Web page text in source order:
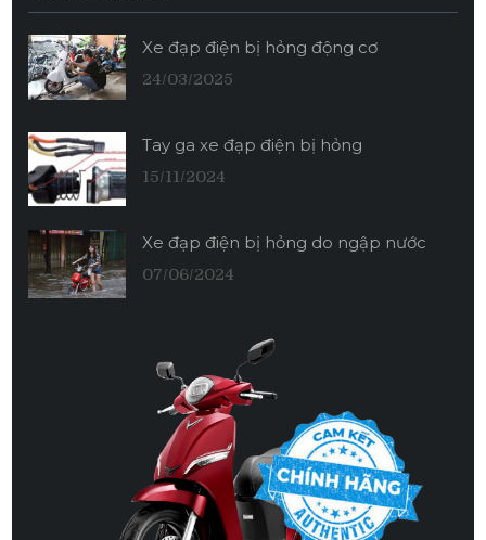
Xe đạp điện bị hỏng động cơ
24/03/2025
Tay ga xe đạp điện bị hỏng
15/11/2024
Xe đạp điện bị hỏng do ngập nước
07/06/2024